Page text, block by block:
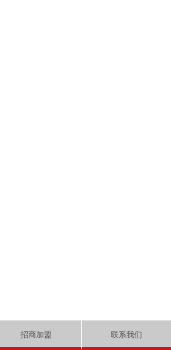
招商加盟 联系我们